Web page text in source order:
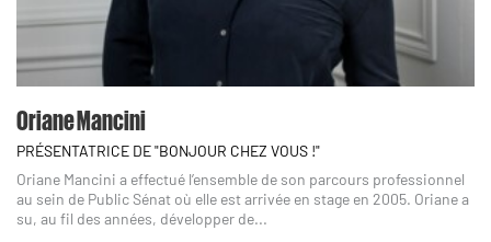
Oriane Mancini
PRÉSENTATRICE DE "BONJOUR CHEZ VOUS !"
Oriane Mancini a effectué l’ensemble de son parcours professionnel
au sein de Public Sénat où elle est arrivée en stage en 2005. Oriane a
su, au fil des années, développer de...